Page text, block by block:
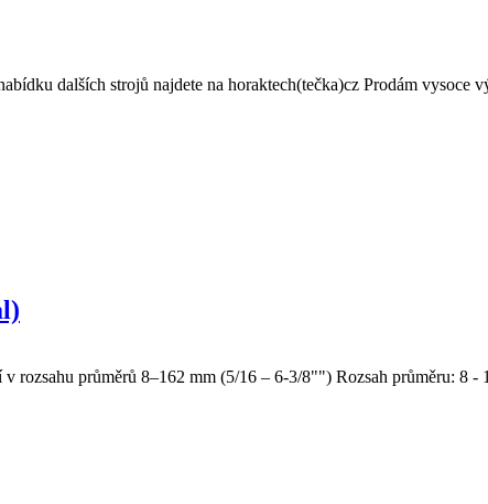
dalších strojů najdete na horaktech(tečka)cz Prodám
rozsahu průměrů 8–162 mm (5/16 – 6-3/8"") Rozsah průměru: 8